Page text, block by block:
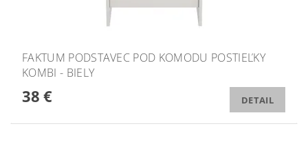
FAKTUM PODSTAVEC POD KOMODU POSTIEĽKY
KOMBI - BIELY
38 € DETAIL